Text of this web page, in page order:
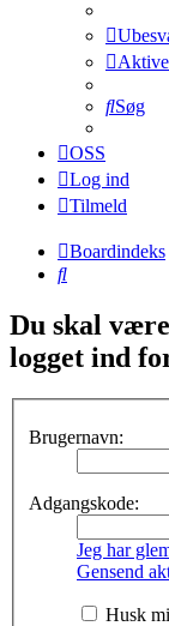
Søg
OSS
Log ind
Tilmeld
Boardindeks
Søg
Du skal
logget ind
Brugernavn:
Adgangskode:
Jeg har
Gensend
Husk